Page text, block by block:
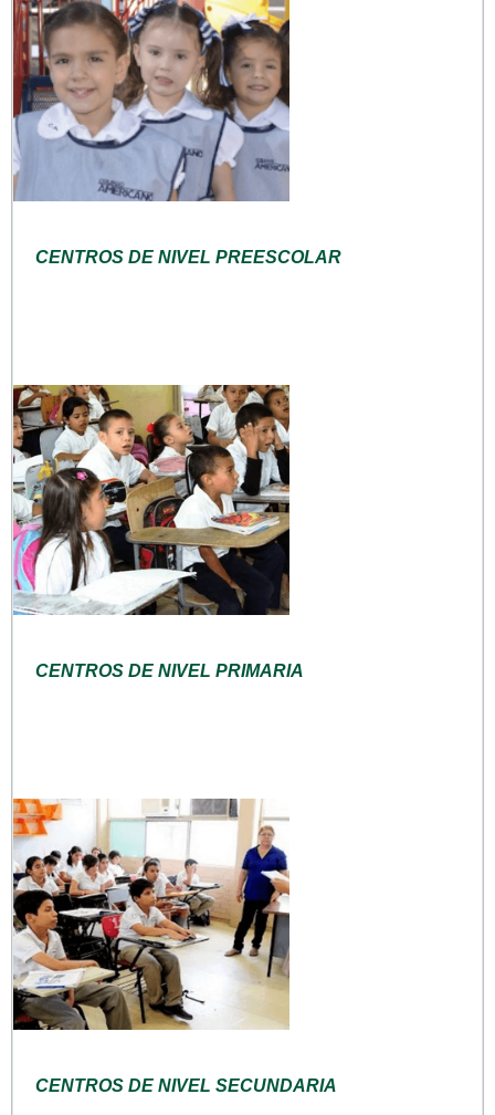
CENTROS DE NIVEL PREESCOLAR
CENTROS DE NIVEL PRIMARIA
CENTROS DE NIVEL SECUNDARIA